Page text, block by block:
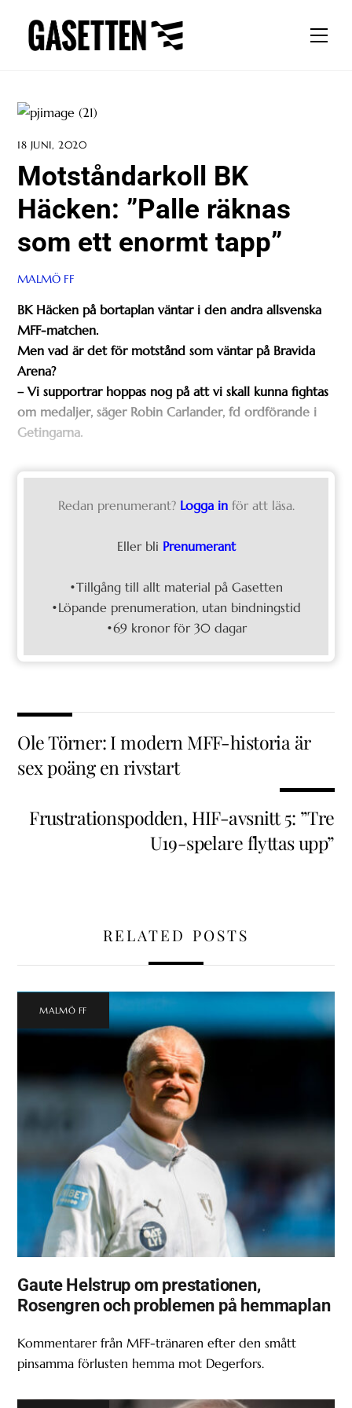
content
18 JUNI, 2020
Motståndarkoll BK
Häcken: ”Palle räknas
som ett enormt tapp”
MALMÖ FF
BK Häcken på bortaplan väntar i den andra allsvenska
MFF-matchen.
Men vad är det för motstånd som väntar på Bravida
Arena?
– Vi supportrar hoppas nog på att vi skall kunna fightas
om medaljer, säger Robin Carlander, fd ordförande i
Getingarna.
Redan prenumerant? Logga in för att läsa.
Eller bli Prenumerant
•Tillgång till allt material på Gasetten
•Löpande prenumeration, utan bindningstid
•69 kronor för 30 dagar
Ole Törner: I modern MFF-historia är
sex poäng en rivstart
Frustrationspodden, HIF-avsnitt 5: ”Tre
U19-spelare flyttas upp”
RELATED POSTS
MALMÖ FF
Gaute Helstrup om prestationen,
Rosengren och problemen på hemmaplan
Kommentarer från MFF-tränaren efter den smått
pinsamma förlusten hemma mot Degerfors.